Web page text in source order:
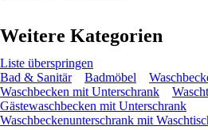
Weitere Kategorien
Liste überspringen
Bad & Sanitär
Badmöbel
Waschbecken mit Unterschrank
Gästewaschbecken mit Unterschrank
Waschbeckenunterschrank mit